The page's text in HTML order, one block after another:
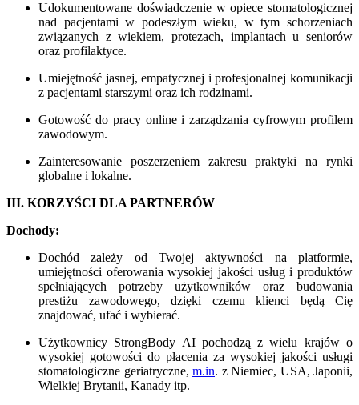
Udokumentowane doświadczenie w opiece stomatologicznej
nad pacjentami w podeszłym wieku, w tym schorzeniach
związanych z wiekiem, protezach, implantach u seniorów
oraz profilaktyce.
Umiejętność jasnej, empatycznej i profesjonalnej komunikacji
z pacjentami starszymi oraz ich rodzinami.
Gotowość do pracy online i zarządzania cyfrowym profilem
zawodowym.
Zainteresowanie poszerzeniem zakresu praktyki na rynki
globalne i lokalne.
III. KORZYŚCI DLA PARTNERÓW
Dochody:
Dochód zależy od Twojej aktywności na platformie,
umiejętności oferowania wysokiej jakości usług i produktów
spełniających potrzeby użytkowników oraz budowania
prestiżu zawodowego, dzięki czemu klienci będą Cię
znajdować, ufać i wybierać.
Użytkownicy StrongBody AI pochodzą z wielu krajów o
wysokiej gotowości do płacenia za wysokiej jakości usługi
stomatologiczne geriatryczne, m.in. z Niemiec, USA, Japonii,
Wielkiej Brytanii, Kanady itp.